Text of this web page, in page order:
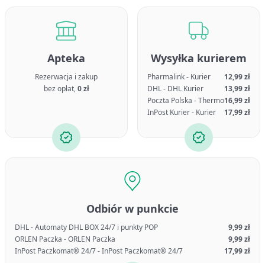
Apteka
Rezerwacja i zakup
bez opłat,0 zł
Wysyłka kurierem
Pharmalink - Kurier
12,99 zł
DHL - DHL Kurier
13,99 zł
Poczta Polska - Thermo16,99 zł
InPost Kurier - Kurier
17,99 zł
Odbiór w punkcie
DHL - Automaty DHL BOX 24/7 i punkty POP
9,99 zł
ORLEN Paczka - ORLEN Paczka
9,99 zł
InPost Paczkomat® 24/7 - InPost Paczkomat® 24/7
17,99 zł